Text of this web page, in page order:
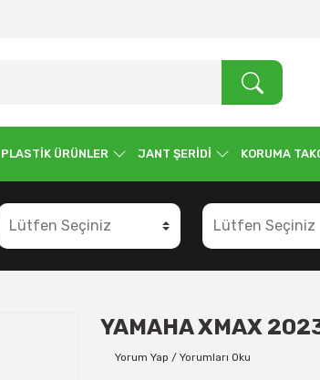
PLASTİK ÜRÜNLER JANT ŞERİDİ KORUMA
YAMAHA XMAX
Yorum Yap / Yorumları Oku